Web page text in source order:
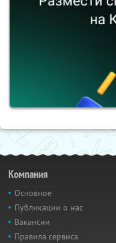
Компания
Основное
Публикации о нас
Вакансии
Правила сервиса